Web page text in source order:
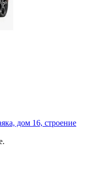
дом 16, строение